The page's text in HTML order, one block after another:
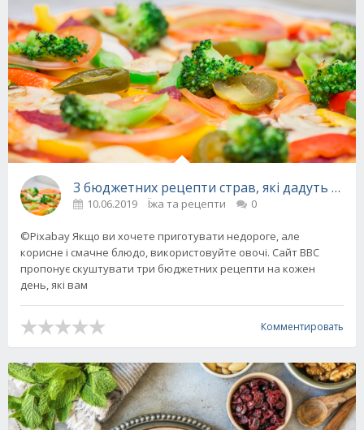
3 бюджетних рецепти страв, які дадуть
10.06.2019 Їжа та рецепти 0
©Pixabay Якщо ви хочете приготувати недороге, але
корисне і смачне блюдо, використовуйте овочі. Сайт BBC
пропонує скуштувати три бюджетних рецепти на кожен
день, які вам
Комментировать